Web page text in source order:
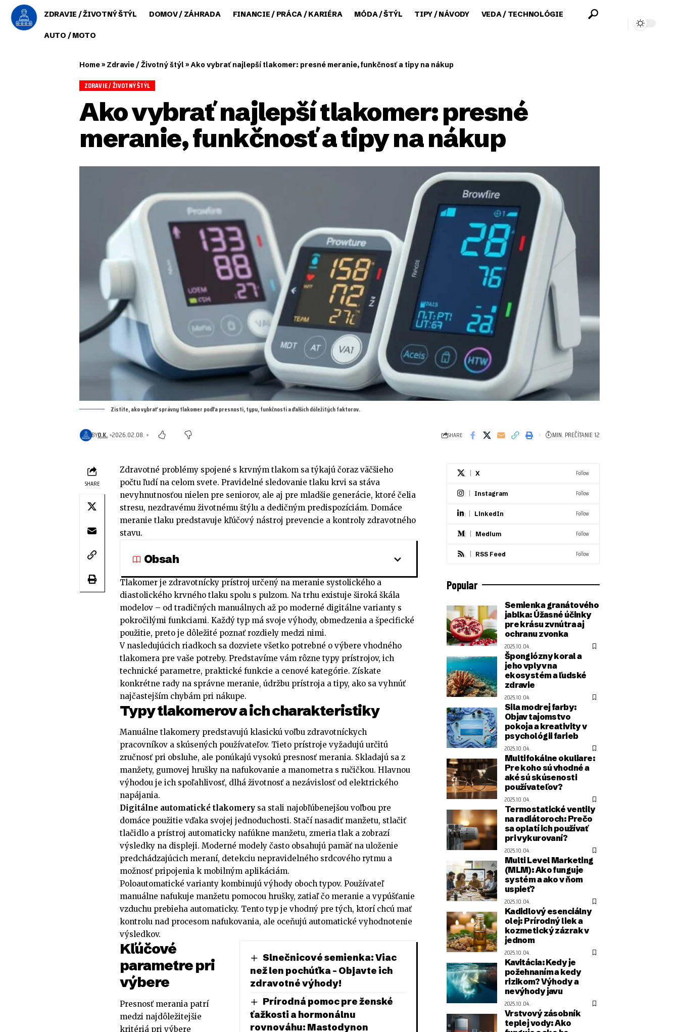
ZDRAVIE / ŽIVOTNÝ ŠTÝL DOMOV / ZÁHRADA FINANCIE / PRÁCA / KARIÉRA MÓDA / ŠTÝL TIPY / NÁVODY VEDA / TECHNOLÓGIE
AUTO / MOTO
Home» Zdravie / Životný štýl »Ako vybrať najlepší tlakomer: presné meranie, funkčnosť a tipy na nákup
ZDRAVIE / ŽIVOTNÝ ŠTÝL
Ako vybrať najlepší tlakomer: presné
meranie, funkčnosť a tipy na nákup
Zistite, ako vybrať správny tlakomer podľa presnosti, typu, funkčnosti a ďalších dôležitých faktorov.
BYO.K. 2026.02.08. SHARE MIN. PREČÍTANIE 12
SHARE
Zdravotné problémy spojené s krvným tlakom sa týkajú čoraz väčšieho
počtu ľudí na celom svete. Pravidelné sledovanie tlaku krvi sa stáva
nevyhnutnosťou nielen pre seniorov, ale aj pre mladšie generácie, ktoré čelia
stresu, nezdravému životnému štýlu a dedičným predispozíciám. Domáce
meranie tlaku predstavuje kľúčový nástroj prevencie a kontroly zdravotného
stavu.
Obsah
Tlakomer je zdravotnícky prístroj určený na meranie systolického a
diastolického krvného tlaku spolu s pulzom. Na trhu existuje široká škála
modelov – od tradičných manuálnych až po moderné digitálne varianty s
pokročilými funkciami. Každý typ má svoje výhody, obmedzenia a špecifické
použitie, preto je dôležité poznať rozdiely medzi nimi.
V nasledujúcich riadkoch sa dozviete všetko potrebné o výbere vhodného
tlakomera pre vaše potreby. Predstavíme vám rôzne typy prístrojov, ich
technické parametre, praktické funkcie a cenové kategórie. Získate
konkrétne rady na správne meranie, údržbu prístroja a tipy, ako sa vyhnúť
najčastejším chybám pri nákupe.
Typy tlakomerov a ich charakteristiky
Manuálne tlakomery predstavujú klasickú voľbu zdravotníckych
pracovníkov a skúsených používateľov. Tieto prístroje vyžadujú určitú
zručnosť pri obsluhe, ale ponúkajú vysokú presnosť merania. Skladajú sa z
manžety, gumovej hrušky na nafukovanie a manometra s ručičkou. Hlavnou
výhodou je ich spoľahlivosť, dlhá životnosť a nezávislosť od elektrického
napájania.
Digitálne automatické tlakomery sa stali najobľúbenejšou voľbou pre
domáce použitie vďaka svojej jednoduchosti. Stačí nasadiť manžetu, stlačiť
tlačidlo a prístroj automaticky nafúkne manžetu, zmeria tlak a zobrazí
výsledky na displeji. Moderné modely často obsahujú pamäť na uloženie
predchádzajúcich meraní, detekciu nepravidelného srdcového rytmu a
možnosť pripojenia k mobilným aplikáciám.
Poloautomatické varianty kombinujú výhody oboch typov. Používateľ
manuálne nafukuje manžetu pomocou hrušky, zatiaľ čo meranie a vypúšťanie
vzduchu prebieha automaticky. Tento typ je vhodný pre tých, ktorí chcú mať
kontrolu nad procesom nafukovania, ale oceňujú automatické vyhodnotenie
výsledkov.
Slnečnicové semienka: Viac
než len pochúťka – Objavte ich
zdravotné výhody!
Prírodná pomoc pre ženské
ťažkosti a hormonálnu
rovnováhu: Mastodynon
Kľúčové
parametre pri
výbere
Presnosť merania patrí
medzi najdôležitejšie
kritériá pri výbere
X Follow
Instagram Follow
LinkedIn Follow
Medium Follow
RSS Feed Follow
Popular
Semienka granátového
jablka: Úžasné účinky
pre krásu zvnútra aj
ochranu zvonka
2025.10.04.
Špongiózny koral a
jeho vplyv na
ekosystém a ľudské
zdravie
2025.10.04.
Sila modrej farby:
Objav tajomstvo
pokoja a kreativity v
psychológii farieb
2025.10.04.
Multifokálne okuliare:
Pre koho sú vhodné a
aké sú skúsenosti
používateľov?
2025.10.04.
Termostatické ventily
na radiátoroch: Prečo
sa oplatí ich používať
pri vykurovaní?
2025.10.04.
Multi Level Marketing
(MLM): Ako funguje
systém a ako v ňom
uspieť?
2025.10.04.
Kadidlový esenciálny
olej: Prírodný liek a
kozmetický zázrak v
jednom
2025.10.04.
Kavitácia: Kedy je
požehnaním a kedy
rizikom? Výhody a
nevýhody javu
2025.10.04.
Vrstvový zásobník
teplej vody: Ako